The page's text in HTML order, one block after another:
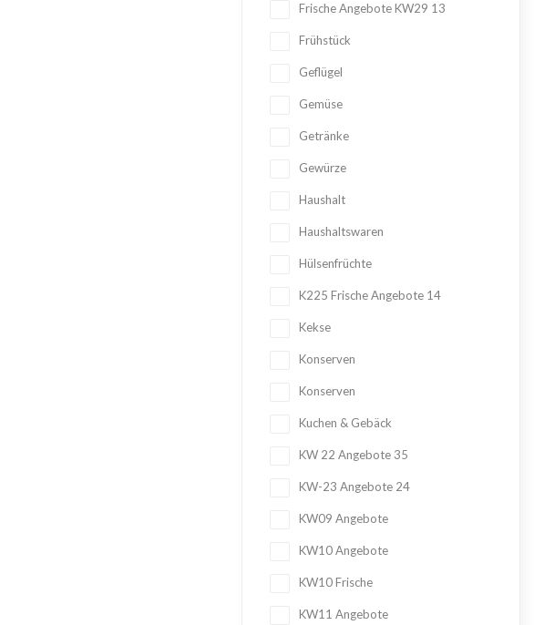
Frische Angebote KW29 13
Frühstück
Geflügel
Gemüse
Getränke
Gewürze
Haushalt
Haushaltswaren
Hülsenfrüchte
K225 Frische Angebote 14
Kekse
Konserven
Konserven
Kuchen & Gebäck
KW 22 Angebote 35
KW-23 Angebote 24
KW09 Angebote
KW10 Angebote
KW10 Frische
KW11 Angebote